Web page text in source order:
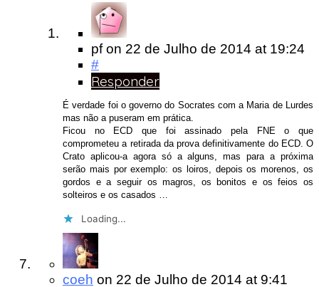
pfon 22 de Julho de 2014 at 19:24
#
Responder
É verdade foi o governo do Socrates com a Maria de Lurdes
mas não a puseram em prática.
Ficou no ECD que foi assinado pela FNE o que
comprometeu a retirada da prova definitivamente do ECD. O
Crato aplicou-a agora só a alguns, mas para a próxima
serão mais por exemplo: os loiros, depois os morenos, os
gordos e a seguir os magros, os bonitos e os feios os
solteiros e os casados …
Loading...
coeh on 22 de Julho de 2014 at 9:41